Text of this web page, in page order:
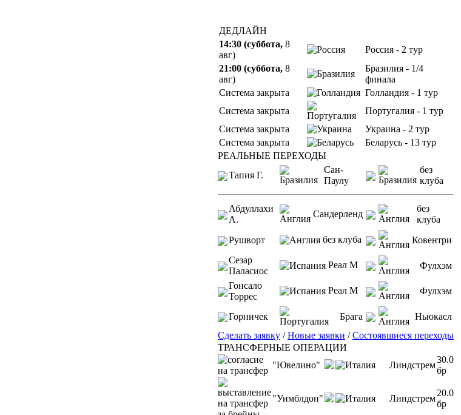
ДЕДЛАЙН
14:30 (суббота, 8
авг)
Россия - 2 тур
21:00 (суббота, 8
авг)
Бразилия - 1/4
финала
Система закрыта
Голландия - 1 тур
Система закрыта
Португалия - 1 тур
Система закрыта
Украина - 2 тур
Система закрыта
Беларусь - 13 тур
РЕАЛЬНЫЕ ПЕРЕХОДЫ
Тапия Г.
Сан-
Паулу
без
клуба
Абдуллахи
А.
Сандерленд
без
клуба
Рушворт
без клуба
Ковентри
Сезар
Паласиос
Реал М
Фулхэм
Гонсало
Торрес
Реал М Фулхэм
Горничек Брага
Ньюкасл
Сделать заявку /Новые заявки /Состоявшиеся переходы
ТРАНСФЕРНЫЕ ОПЕРАЦИИ
"Ювелино"
Линдстрем
30.0
бр
"Уимблдон" Линдстрем
20.0
бр